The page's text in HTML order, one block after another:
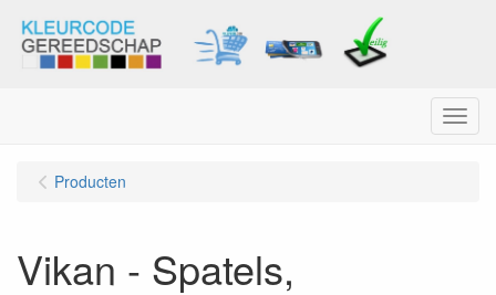
Menu
Producten
Vikan - Spatels,